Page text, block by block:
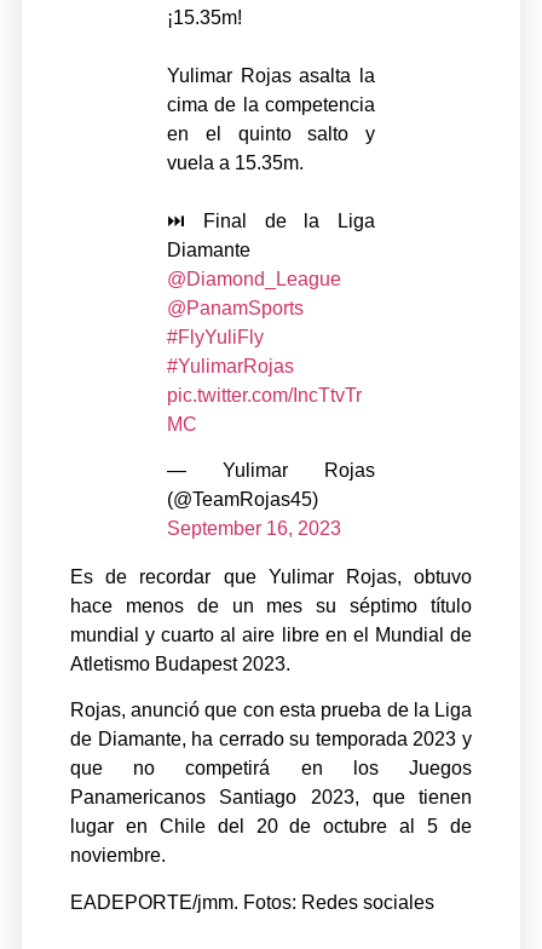
¡15.35m!
Yulimar Rojas asalta la
cima de la competencia
en el quinto salto y
vuela a 15.35m.
⏭️ Final de la Liga
Diamante
@Diamond_League
@PanamSports
#FlyYuliFly
#YulimarRojas
pic.twitter.com/IncTtvTr
MC
— Yulimar Rojas
(@TeamRojas45)
September 16, 2023
Es de recordar que Yulimar Rojas, obtuvo
hace menos de un mes su séptimo título
mundial y cuarto al aire libre en el Mundial de
Atletismo Budapest 2023.
Rojas, anunció que con esta prueba de la Liga
de Diamante, ha cerrado su temporada 2023 y
que no competirá en los Juegos
Panamericanos Santiago 2023, que tienen
lugar en Chile del 20 de octubre al 5 de
noviembre.
EADEPORTE/jmm. Fotos: Redes sociales